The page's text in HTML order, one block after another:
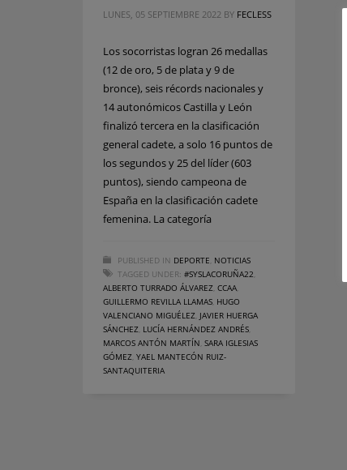
LUNES, 05 SEPTIEMBRE 2022 BY FECLESS
Los socorristas logran 26 medallas
(12 de oro, 5 de plata y 9 de
bronce), seis récords nacionales y
14 autonómicos Castilla y León
finalizó tercera en la clasificación
general cadete, a solo 16 puntos de
los segundos y 25 del líder (603
puntos), siendo campeona de
España en la clasificación cadete
femenina. La categoría
PUBLISHED IN DEPORTE, NOTICIAS
TAGGED UNDER: #SYSLACORUÑA22,
ALBERTO TURRADO ÁLVAREZ, CCAA,
GUILLERMO REVILLA LLAMAS, HUGO
VALENCIANO MIGUÉLEZ, JAVIER HUERGA
SÁNCHEZ, LUCÍA HERNÁNDEZ ANDRÉS,
MARCOS ANTÓN MARTÍN, SARA IGLESIAS
GÓMEZ, YAEL MANTECÓN RUIZ-
SANTAQUITERIA